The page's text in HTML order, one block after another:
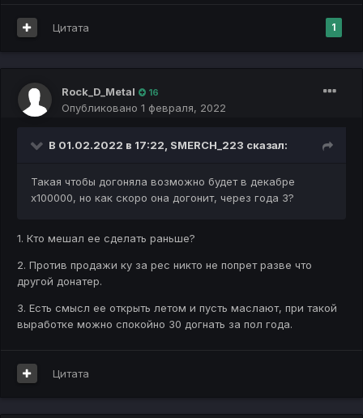
1
Цитата
Rock_D_Metal 16
Опубликовано 1 февраля, 2022
В 01.02.2022 в 17:22, SMERCH_223 сказал:
Такая чтобы догоняла возможно будет в декабре
х100000, но как скоро она догонит, через года 3?
1. Кто мешал ее сделать раньше?
2. Против продажи ку за рес никто не попрет разве что
другой донатер.
3. Есть смысл ее открыть летом и пусть маслают, при такой
выработке можно спокойно 30 догнать за пол года.
Цитата